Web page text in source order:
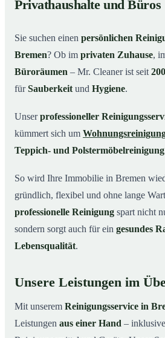
04So einfach funktioniert’s
Typische Anlässe für einen
08So arbeitet ein
wirklich
Privathaushalte und Büros
Sie suchen einen persönlichen
Bremen? Ob im privaten Zuhause,
Büroräumen – Mr. Cleaner ist seit
fürSauberkeit und Hygiene.
Unserprofessioneller
kümmert sich um
Teppich- und Polstermöbelreinigung
So wird Ihre Immobilie in Bremen
gründlich, flexibel und ohne lange
professionelle Reinigung spart nicht
sondern sorgt auch für ein gesundes
Lebensqualität.
Unsere Leistungen im
Mit unserem Reinigungsservice in
Leistungen aus einer Hand –